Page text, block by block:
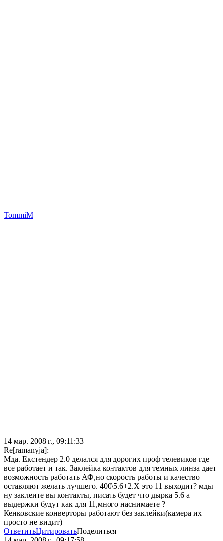
TommiM
14 мар. 2008 г., 09:11:33
Re[ramanyja]:
Мда. Екстендер 2.0 делался для дорогих проф телевиков где
все работает и так. Заклейка контактов для темных линза дает
возможность работать АФ,но скорость работы и качество
оставляют желать лучшего. 400\5.6+2.Х это 11 выходит? мды
ну заклеите вы контакты, писать будет что дырка 5.6 а
выдержки будут как для 11,много наснимаете ?
Кенковские конверторы работают без заклейки(камера их
просто не видит)
ОтветитьЦитироватьПоделиться